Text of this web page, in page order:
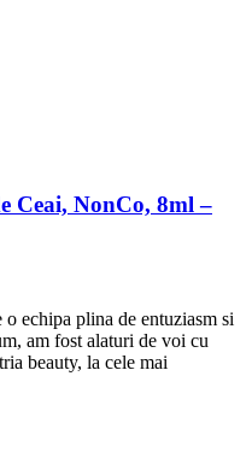
Ceai, NonCo, 8ml –
echipa plina de entuziasm si
am fost alaturi de voi cu
beauty, la cele mai